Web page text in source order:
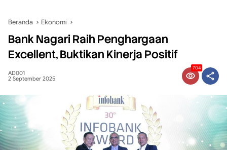
Beranda Ekonomi
Bank Nagari Raih Penghargaan
Excellent, Buktikan Kinerja Positif
AD001
2 September 2025
704